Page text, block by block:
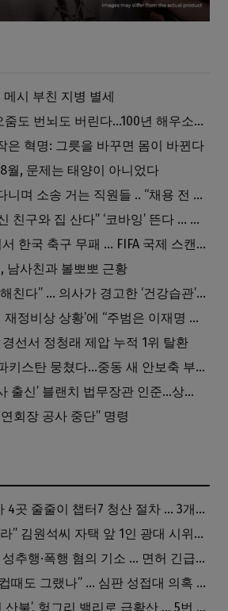
메시 부친 지병 별세
[비움의 미악] 똥오줌도 번뇌도 버린다…100년 해우소의 철학
은 혁명: 그릇을 바꾸면 몸이 바뀐다
8월, 문제는 태양이 아니었다
[이슈] 식당 옮겨 다니며 소송 거는 직원들 .. “채용 전 반드시 확인해야”
[라이프] “결혼 대신 친구와 집 산다” ‘코바잉’ 뜬다 … 내 집 마련 공식 바뀌었다
심판 성접대 7경기서 한국 축구 무패 … FIFA 국제 스캔들 번지나
, 남사친과 볼뽀뽀 근황
[건강] “과하면 몸 해친다” … 의사가 경고한 ‘건강습관’ 5가지
국힘, 추미애 ‘경기 재정비상 상황’에 “주범은 이재명 전 지사”
경선서 정청래 제압 누적 1위 탈환
사우디·튀르키예·파키스탄 뭉쳤다…중동 새 안보축 부상하나
‘트럼프 개인변호사 출신’ 블랜치 법무장관 인준…상원 50대49 가결
회장 공사 중단” 명령
[단독] 김원석 회사 4곳 줄줄이 챕터7 청산 절차 … 3개 법인 같은 날 동시 파산 신청
[화제] “내 돈 갚아라” 김원석씨 자택 앞 1인 광대 시위 … 한인 투자사, “108만 달러 못받아”
한인 한의사, 환자 성추행·폭행 혐의 기소 … 면허 긴급정지
[이슈] “2002 월드컵때도 그랬나” … 심판 성접대 의혹 해외로 일파만파, 4강 신화까지 불똥
LA 북부 고먼 ‘리지 산불’, 헝그리 밸리로 급확산 … 5번 Fwy 양방향 전면 폐쇄